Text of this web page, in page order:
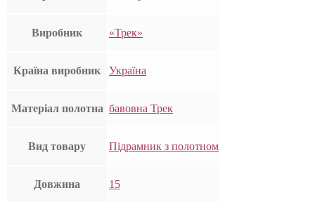
Виробник «Трек»
Країна виробник Україна
Матеріал полотна бавовна Трек
Вид товару Підрамник з полотном
Довжина 15